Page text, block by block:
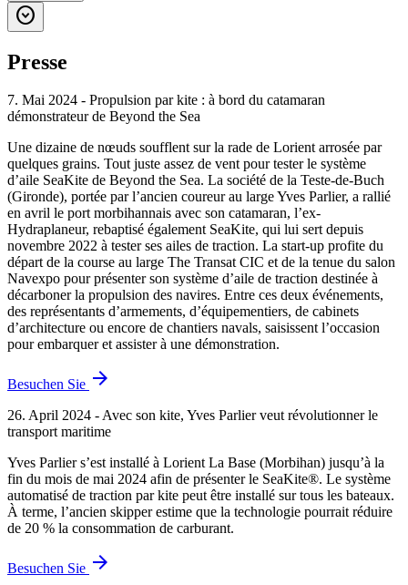
expand_circle_down
Presse
7. Mai 2024 - Propulsion par kite : à bord du catamaran
démonstrateur de Beyond the Sea
Une dizaine de nœuds soufflent sur la rade de Lorient arrosée par
quelques grains. Tout juste assez de vent pour tester le système
d’aile SeaKite de Beyond the Sea. La société de la Teste-de-Buch
(Gironde), portée par l’ancien coureur au large Yves Parlier, a rallié
en avril le port morbihannais avec son catamaran, l’ex-
Hydraplaneur, rebaptisé également SeaKite, qui lui sert depuis
novembre 2022 à tester ses ailes de traction. La start-up profite du
départ de la course au large The Transat CIC et de la tenue du salon
Navexpo pour présenter son système d’aile de traction destinée à
décarboner la propulsion des navires. Entre ces deux événements,
des représentants d’armements, d’équipementiers, de cabinets
d’architecture ou encore de chantiers navals, saisissent l’occasion
pour embarquer et assister à une démonstration.
Besuchen Sie arrow_forward
26. April 2024 - Avec son kite, Yves Parlier veut révolutionner le
transport maritime
Yves Parlier s’est installé à Lorient La Base (Morbihan) jusqu’à la
fin du mois de mai 2024 afin de présenter le SeaKite®. Le système
automatisé de traction par kite peut être installé sur tous les bateaux.
À terme, l’ancien skipper estime que la technologie pourrait réduire
de 20 % la consommation de carburant.
Besuchen Sie arrow_forward